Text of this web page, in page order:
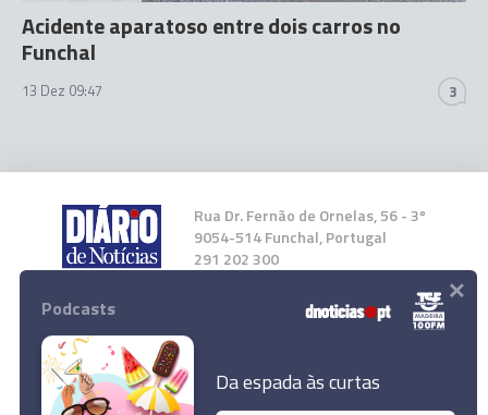
Acidente aparatoso entre dois carros no
Funchal
13 Dez 09:47 3
Rua Dr. Fernão de Ornelas, 56 - 3º
9054-514 Funchal, Portugal
291 202 300
Instale a nossa App
Podcasts
Da espada às curtas
×